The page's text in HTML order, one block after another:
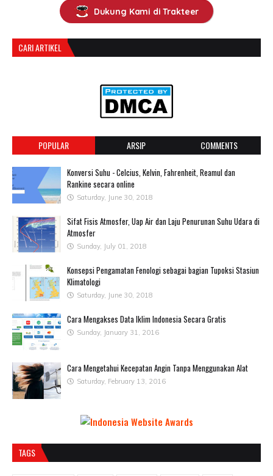
Dukung Kami di Trakteer
CARI ARTIKEL
POPULAR ARSIP COMMENTS
Konversi Suhu - Celcius, Kelvin, Fahrenheit, Reamul dan
Rankine secara online
Saturday, June 30, 2018
Sifat Fisis Atmosfer, Uap Air dan Laju Penurunan Suhu Udara di
Atmosfer
Sunday, July 01, 2018
Konsepsi Pengamatan Fenologi sebagai bagian Tupoksi Stasiun
Klimatologi
Saturday, June 30, 2018
Cara Mengakses Data Iklim Indonesia Secara Gratis
Sunday, January 31, 2016
Cara Mengetahui Kecepatan Angin Tanpa Menggunakan Alat
Saturday, February 13, 2016
TAGS